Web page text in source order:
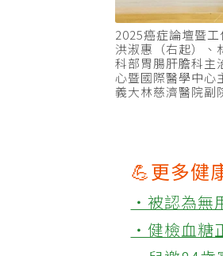
2025癌症論壇暨
洪淑惠（右起）、
科部胃腸肝膽科主
心暨國際醫學中心
義大林慈濟醫院
💪更多健
‧被認為無
‧健檢血糖